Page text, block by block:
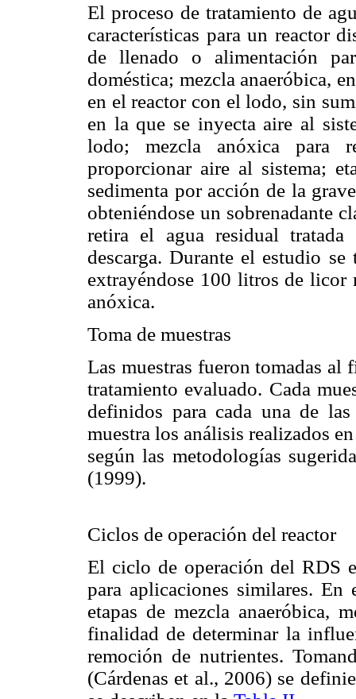
El proceso de tratamiento de
características para un reactor
de llenado o alimentación
doméstica; mezcla anaeróbica,
en el reactor con el lodo, sin
en la que se inyecta aire al
lodo; mezcla anóxica para
proporcionar aire al sistema;
sedimenta por acción de la
obteniéndose un sobrenadante
retira el agua residual tratada
descarga. Durante el estudio
extrayéndose 100 litros de licor
anóxica.
Toma de muestras
Las muestras fueron tomadas al
tratamiento evaluado. Cada
definidos para cada una de
muestra los análisis realizados
según las metodologías
(1999).
Ciclos de operación del reactor
El ciclo de operación del RDS
para aplicaciones similares.
etapas de mezcla anaeróbica,
finalidad de determinar la
remoción de nutrientes.
(Cárdenas et al., 2006) se